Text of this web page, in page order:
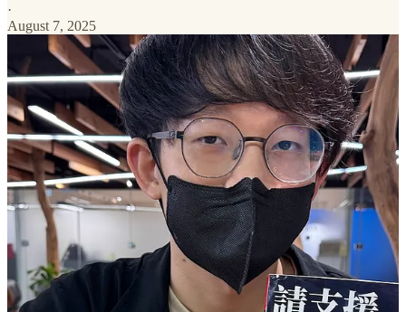
·
August 7, 2025